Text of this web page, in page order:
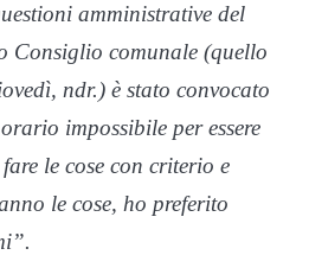
amministrative del
Consiglio comunale (quello
ndr.) è stato convocato
impossibile per essere
le cose con criterio e
le cose, ho preferito